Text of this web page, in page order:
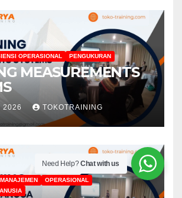
OPERASIONAL PENGUKURAN
MEASUREMENTS
2026 TOKOTRAINING
MANAJEMEN
OPERASIONAL
Need Help?Chat with us